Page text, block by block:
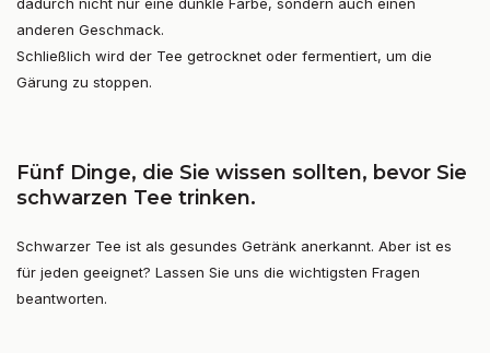
anderen Geschmack.
Schließlich wird der Tee getrocknet oder fermentiert, um die
Gärung zu stoppen.
Fünf Dinge, die Sie wissen sollten, bevor Sie
schwarzen Tee trinken.
Schwarzer Tee ist als gesundes Getränk anerkannt. Aber ist es
für jeden geeignet? Lassen Sie uns die wichtigsten Fragen
beantworten.